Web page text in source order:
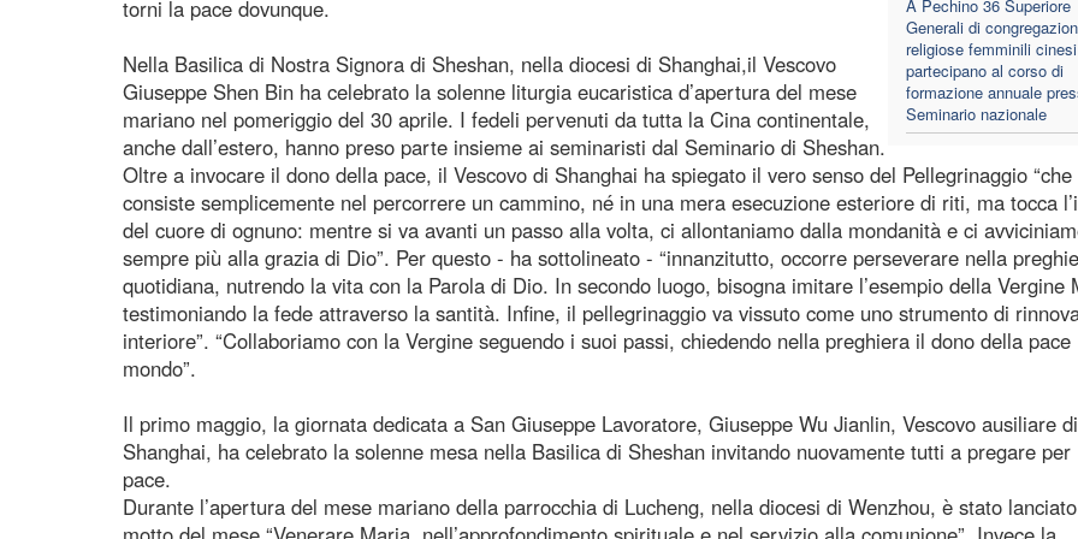
A Pechino 36 Superiore
Generali di
religiose femminili cinesi
partecipano al corso di
formazione annuale
Seminario nazionale
torni la pace dovunque.
Nella Basilica di Nostra Signora di Sheshan, nella diocesi di Shanghai,il Vescovo
Giuseppe Shen Bin ha celebrato la solenne liturgia eucaristica d’apertura del mese
mariano nel pomeriggio del 30 aprile. I fedeli pervenuti da tutta la Cina continentale,
anche dall’estero, hanno preso parte insieme ai seminaristi dal Seminario di Sheshan.
Oltre a invocare il dono della pace, il Vescovo di Shanghai ha spiegato il vero senso del Pellegrinaggio “che
consiste semplicemente nel percorrere un cammino, né in una mera esecuzione esteriore di riti, ma tocca
del cuore di ognuno: mentre si va avanti un passo alla volta, ci allontaniamo dalla mondanità e ci
sempre più alla grazia di Dio”. Per questo - ha sottolineato - “innanzitutto, occorre perseverare nella
quotidiana, nutrendo la vita con la Parola di Dio. In secondo luogo, bisogna imitare l’esempio della Vergine
testimoniando la fede attraverso la santità. Infine, il pellegrinaggio va vissuto come uno strumento di
interiore”. “Collaboriamo con la Vergine seguendo i suoi passi, chiedendo nella preghiera il dono della pace
mondo”.
Il primo maggio, la giornata dedicata a San Giuseppe Lavoratore, Giuseppe Wu Jianlin, Vescovo ausiliare di
Shanghai, ha celebrato la solenne mesa nella Basilica di Sheshan invitando nuovamente tutti a pregare per
pace.
Durante l’apertura del mese mariano della parrocchia di Lucheng, nella diocesi di Wenzhou, è stato